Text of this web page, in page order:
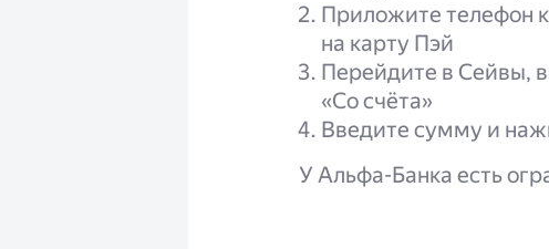
Приложите телефон
на карту Пэй
Перейдите в Сейвы,
«Со счёта»
Введите сумму и
У Альфа-Банка есть